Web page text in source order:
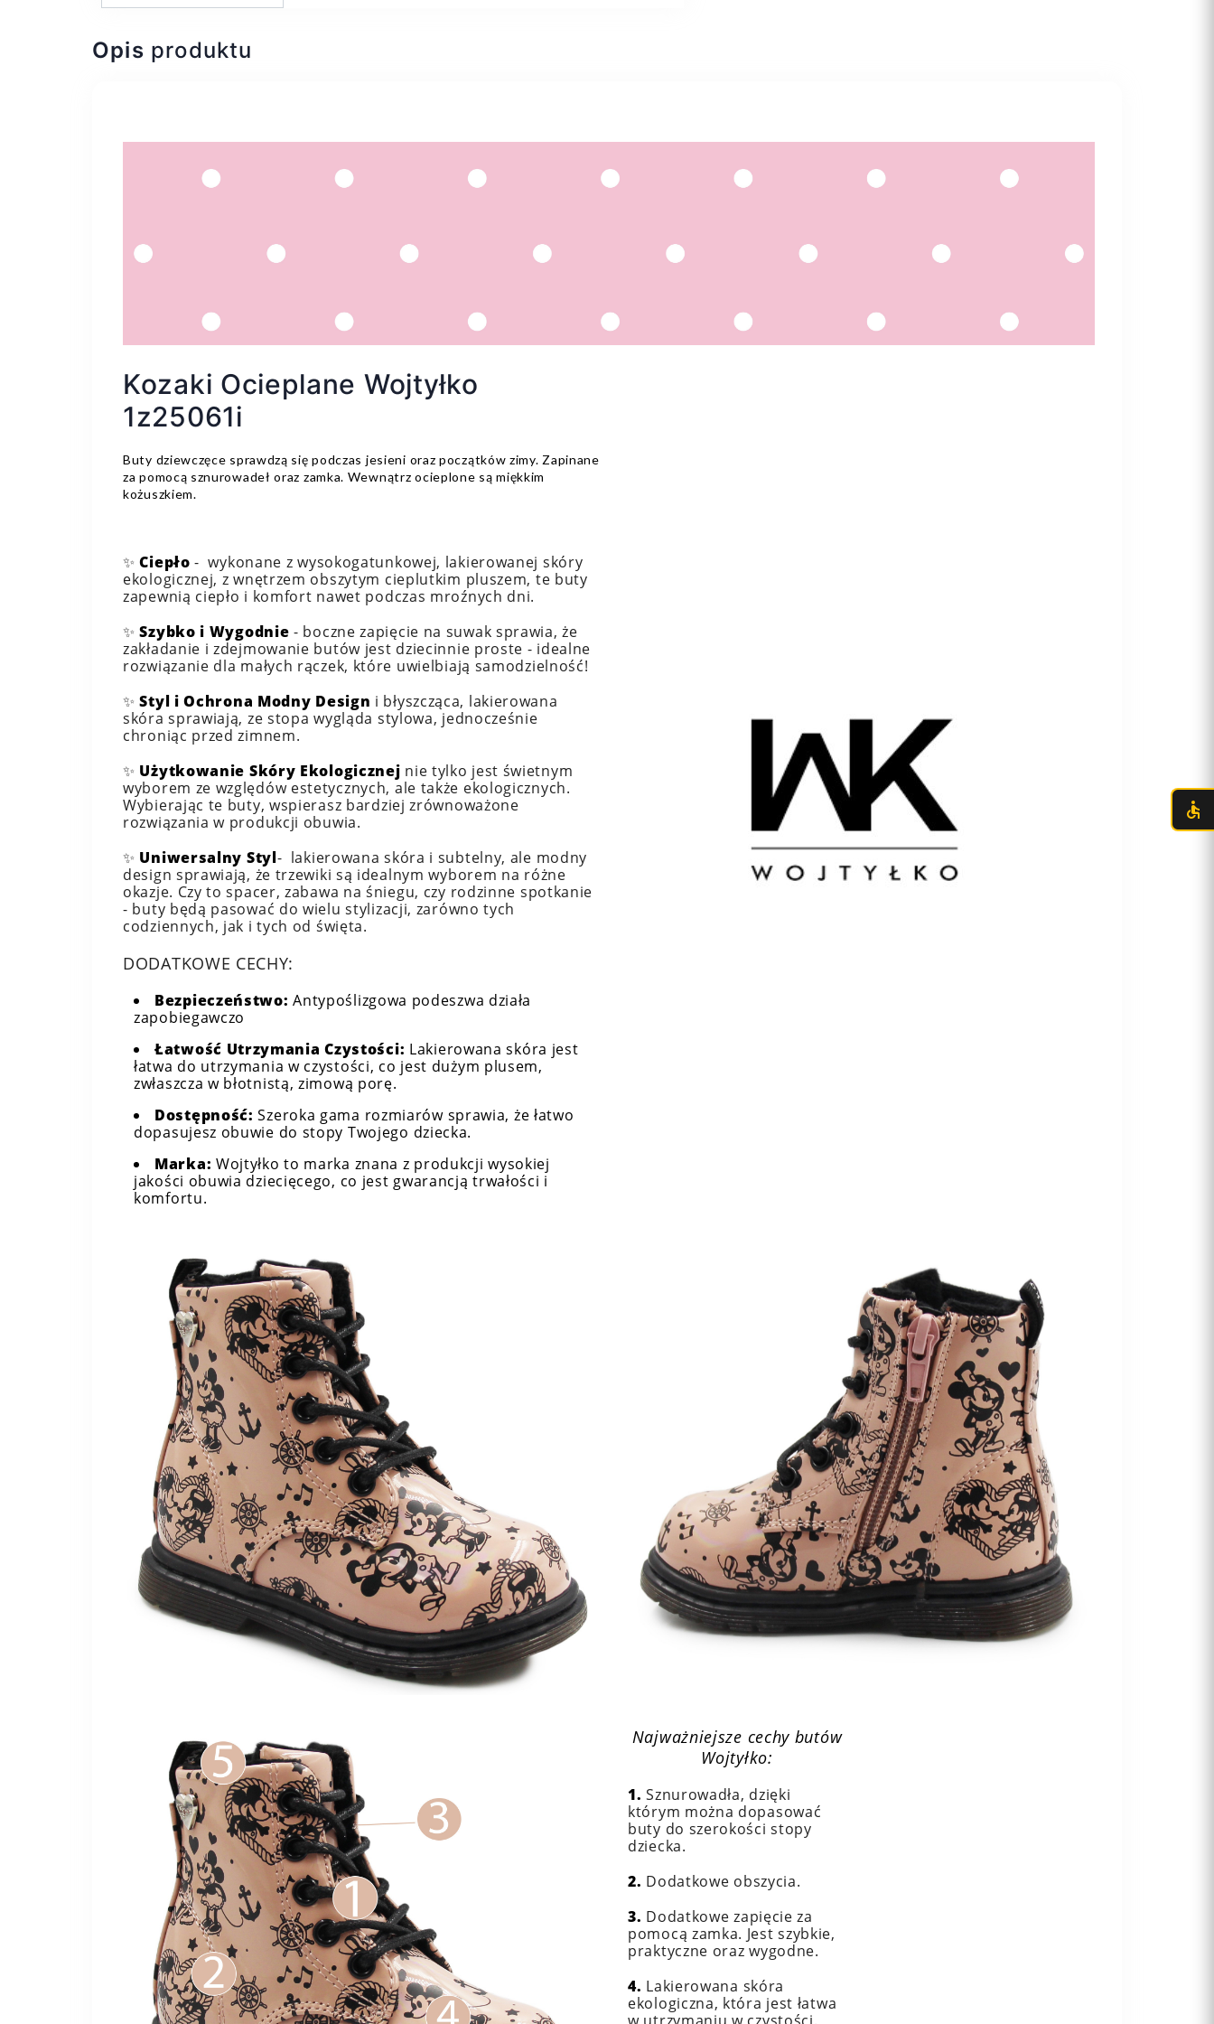
Opis produktu
Kozaki Ocieplane Wojtyłko
1z25061i
Buty dziewczęce sprawdzą się podczas jesieni oraz początków zimy. Zapinane
za pomocą sznurowadeł oraz zamka. Wewnątrz ocieplone są miękkim
kożuszkiem.
✨Ciepło- wykonane z wysokogatunkowej, lakierowanej skóry
ekologicznej, z wnętrzem obszytym cieplutkim pluszem, te buty
zapewnią ciepło i komfort nawet podczas mroźnych dni.
✨Szybko i Wygodnie - boczne zapięcie na suwak sprawia, że
zakładanie i zdejmowanie butów jest dziecinnie proste - idealne
rozwiązanie dla małych rączek, które uwielbiają samodzielność!
✨Styl i Ochrona Modny Design i błyszcząca, lakierowana
skóra sprawiają, ze stopa wygląda stylowa, jednocześnie
chroniąc przed zimnem.
✨ Użytkowanie Skóry Ekologicznej nie tylko jest świetnym
wyborem ze względów estetycznych, ale także ekologicznych.
Wybierając te buty, wspierasz bardziej zrównoważone
rozwiązania w produkcji obuwia.
✨ Uniwersalny Styl- lakierowana skóra i subtelny, ale modny
design sprawiają, że trzewiki są idealnym wyborem na różne
okazje. Czy to spacer, zabawa na śniegu, czy rodzinne spotkanie
- buty będą pasować do wielu stylizacji, zarówno tych
codziennych, jak i tych od święta.
DODATKOWE CECHY:
Bezpieczeństwo: Antypoślizgowa podeszwa działa
zapobiegawczo
Łatwość Utrzymania Czystości: Lakierowana skóra jest
łatwa do utrzymania w czystości, co jest dużym plusem,
zwłaszcza w błotnistą, zimową porę.
Dostępność:Szeroka gama rozmiarów sprawia, że łatwo
dopasujesz obuwie do stopy Twojego dziecka.
Marka: Wojtyłko to marka znana z produkcji wysokiej
jakości obuwia dziecięcego, co jest gwarancją trwałości i
komfortu.
Najważniejsze cechy butów
Wojtyłko:
1.Sznurowadła, dzięki
którym można dopasować
buty do szerokości stopy
dziecka.
2. Dodatkowe obszycia.
3. Dodatkowe zapięcie za
pomocą zamka. Jest szybkie,
praktyczne oraz wygodne.
4. Lakierowana skóra
ekologiczna, która jest łatwa